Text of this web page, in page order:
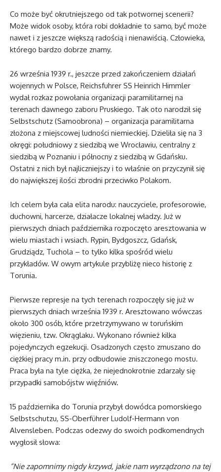
Co może być okrutniejszego od tak potwornej scenerii?
Może widok osoby, która robi dokładnie to samo, być może
nawet i z jeszcze większą radością i nienawiścią. Człowieka,
którego bardzo dobrze znamy.
26 września 1939 r., jeszcze przed zakończeniem działań
wojennych w Polsce, Reichsfuhrer SS Heinrich Himmler
wydał rozkaz powołania organizacji paramilitarnej na
terenach dawnego zaboru Pruskiego. Tak oto narodził się
Selbstschutz (Samoobrona) – organizacja paramilitarna
złożona z miejscowej ludności niemieckiej. Dzieliła się na 3
okręgi: południowy z siedzibą we Wrocławiu, centralny z
siedzibą w Poznaniu i północny z siedzibą w Gdańsku.
Ostatni z nich był najliczniejszy i to właśnie on przyczynił się
do największej ilości zbrodni przeciwko Polakom.
Ich celem była cała elita narodu: nauczyciele, profesorowie,
duchowni, harcerze, działacze lokalnej władzy. Już w
pierwszych dniach października rozpoczęto aresztowania w
wielu miastach i wsiach. Rypin, Bydgoszcz, Gdańsk,
Grudziądz, Tuchola – to tylko kilka spośród wielu
przykładów. W owym artykule przybliżę nieco historię z
Torunia.
Pierwsze represje na tych terenach rozpoczęły się już w
pierwszych dniach września 1939 r. Aresztowano wówczas
około 300 osób, które przetrzymywano w toruńskim
więzieniu, tzw. Okrąglaku. Wykonano również kilka
pojedynczych egzekucji. Osadzonych często zmuszano do
ciężkiej pracy m.in. przy odbudowie zniszczonego mostu.
Praca była na tyle ciężka, że niejednokrotnie zdarzały się
przypadki samobójstw więźniów.
15 października do Torunia przybył dowódca pomorskiego
Selbstschutzu, SS-Oberführer Ludolf-Hermann von
Alvensleben. Podczas odezwy do swoich podkomendnych
wygłosił słowa:
“Nie zapomnimy nigdy krzywd, jakie nam wyrządzono na tej